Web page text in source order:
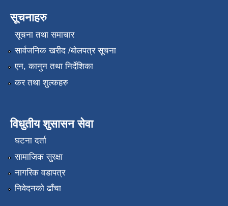
सूचनाहरु
सूचना तथा समाचार
सार्वजनिक खरीद /बोलपत्र सूचना
एन, कानुन तथा निर्देशिका
कर तथा शुल्कहरु
विधुतीय शुसासन सेवा
घटना दर्ता
सामाजिक सुरक्षा
नागरिक वडापत्र
निवेदनको ढाँचा